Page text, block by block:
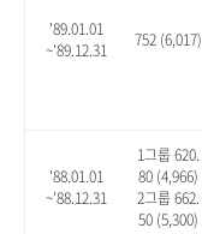
'89.01.01
~'89.12.31
752 (6,017)
'88.01.01
~'88.12.31
1그룹 620.
80 (4,966)
2그룹 662.
50 (5,300)